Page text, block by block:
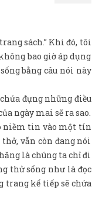
sách.” Khi đó, tôi
bao giờ áp dụng
bằng câu nói này
đựng những điều
ngày mai sẽ ra sao.
niềm tin vào một tín
vẫn còn đang nói
là chúng ta chỉ đi
thử sống như là đọc
trang kế tiếp sẽ chứa